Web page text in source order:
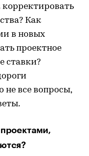
Как
в новых
проектное
ставки?
не все вопросы,